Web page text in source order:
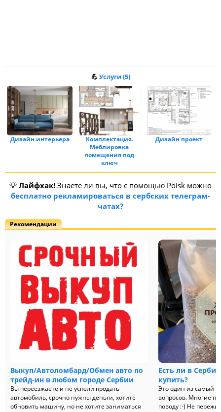
💪 Услуги (5)
Дизайн интерьера
Комплектация.
Меблировка
помещения под
ключ
Дизайн проект
💡 Лайфхак! Знаете ли вы, что с помощью Poisk можно
бесплатно рекламироваться в сербских телеграм-
чатах?
Рекомендации
Выкуп/Автоломбард/Обмен авто по
трейд-ин в любом городе Сербии
Вы переезжаете и не успели продать
автомобиль, срочно нужны деньги, хотите
обновить машину, но не хотите заниматься
Есть ли в
купить?
Это один из самый
вопросов. Многие
поводу :-) Не